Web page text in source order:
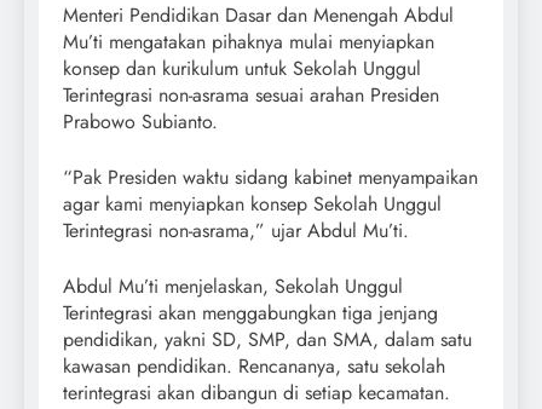
Menteri Pendidikan Dasar dan Menengah Abdul
Mu’ti mengatakan pihaknya mulai menyiapkan
konsep dan kurikulum untuk Sekolah Unggul
Terintegrasi non-asrama sesuai arahan Presiden
Prabowo Subianto.
“Pak Presiden waktu sidang kabinet menyampaikan
agar kami menyiapkan konsep Sekolah Unggul
Terintegrasi non-asrama,” ujar Abdul Mu’ti.
Abdul Mu’ti menjelaskan, Sekolah Unggul
Terintegrasi akan menggabungkan tiga jenjang
pendidikan, yakni SD, SMP, dan SMA, dalam satu
kawasan pendidikan. Rencananya, satu sekolah
terintegrasi akan dibangun di setiap kecamatan.